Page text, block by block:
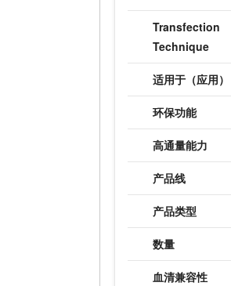
Transfection
Technique
适用于（应用）
环保功能
高通量能力
产品线
产品类型
数量
血清兼容性